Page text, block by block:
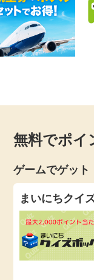
カード比較
GMOポイ活の
ヘルプセンター
家計の固
無料でポイ
ゲームでゲット
まいにちクイ